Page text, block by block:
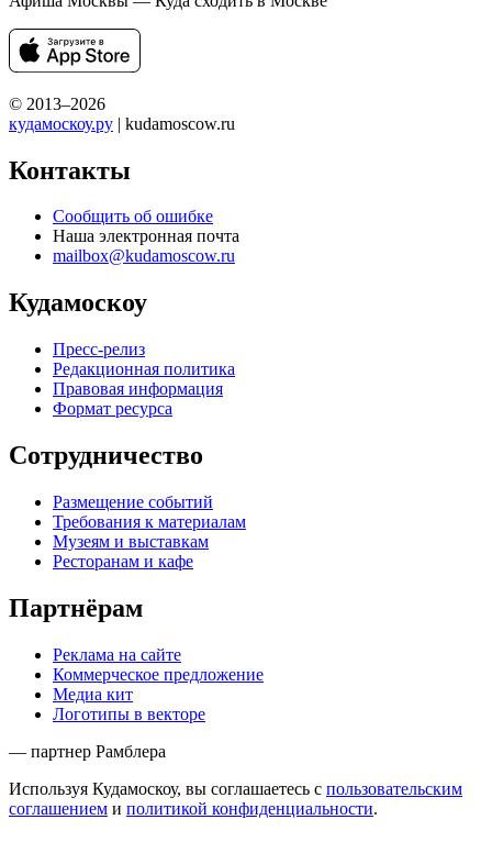
© 2013–2026
кудамоскоу.ру | kudamoscow.ru
Контакты
Сообщить об ошибке
Наша электронная почта
mailbox@kudamoscow.ru
Кудамоскоу
Пресс-релиз
Редакционная политика
Правовая информация
Формат ресурса
Сотрудничество
Размещение событий
Требования к материалам
Музеям и выставкам
Ресторанам и кафе
Партнёрам
Реклама на сайте
Коммерческое предложение
Медиа кит
Логотипы в векторе
— партнер Рамблера
Используя Кудамоскоу, вы соглашаетесь с пользовательским
соглашением и политикой конфиденциальности.